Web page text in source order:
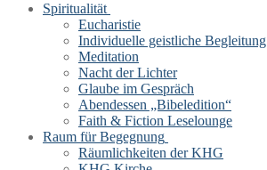
Spiritualität
Eucharistie
Individuelle geistliche Begleitung
Meditation
Nacht der Lichter
Glaube im Gespräch
Abendessen „Bibeledition“
Faith & Fiction Leselounge
Raum für Begegnung
Räumlichkeiten der KHG